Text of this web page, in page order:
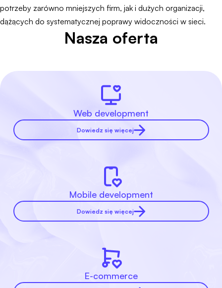
potrzeby zarówno mniejszych firm, jak i dużych organizacji,
dążących do systematycznej poprawy widoczności w sieci.
Nasza oferta
Web development
Dowiedz się więcej
Mobile development
Dowiedz się więcej
E-commerce